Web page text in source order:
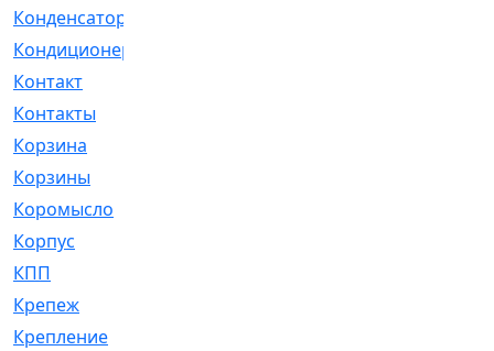
Конденсатор
Кондиционер
Контакт
Контакты
Корзина
Корзины
Коромысло
Корпус
КПП
Крепеж
Крепление